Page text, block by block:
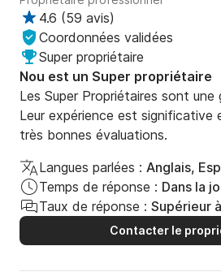
4.6 (59 avis)
Coordonnées validées
Super propriétaire
Nou est un Super propriétaire
Les Super Propriétaires sont une
Leur expérience est significative
très bonnes évaluations.
Langues parlées : Anglais,
Temps de réponse : Dans la
Taux de réponse : Supérieur
Contacter le